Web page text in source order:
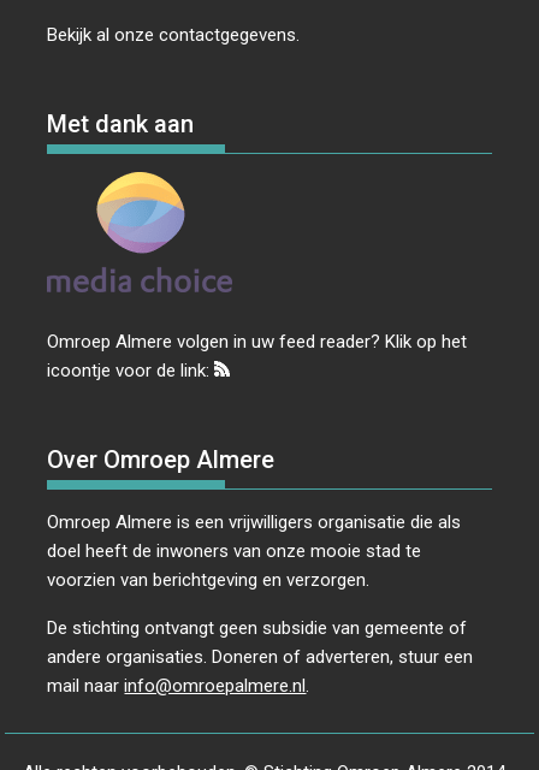
Bekijk al onzecontactgegevens.
Met dank aan
Omroep Almere volgen in uw feed reader? Klik op het
icoontje voor de link:
Over Omroep Almere
Omroep Almere is een vrijwilligers organisatie die als
doel heeft de inwoners van onze mooie stad te
voorzien van berichtgeving en verzorgen.
De stichting ontvangt geen subsidie van gemeente of
andere organisaties. Doneren of adverteren, stuur een
mail naarinfo@omroepalmere.nl